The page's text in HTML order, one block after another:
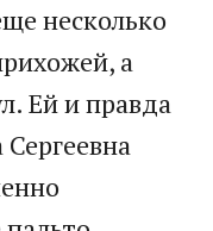
несколько
а
Ей и правда